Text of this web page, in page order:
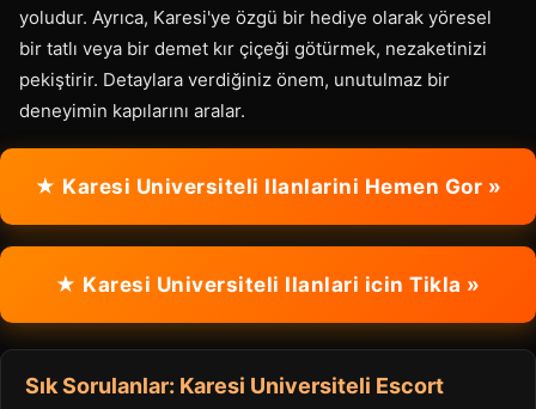
yoludur. Ayrıca, Karesi'ye özgü bir hediye olarak yöresel
bir tatlı veya bir demet kır çiçeği götürmek, nezaketinizi
pekiştirir. Detaylara verdiğiniz önem, unutulmaz bir
deneyimin kapılarını aralar.
★ Karesi Universiteli Ilanlarini Hemen Gor »
★ Karesi Universiteli Ilanlari icin Tikla »
Sık Sorulanlar: Karesi Universiteli Escort